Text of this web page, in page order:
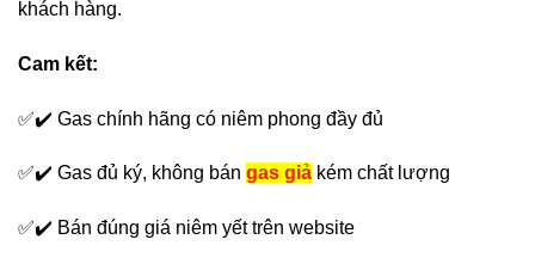
khách hàng.
Cam kết:
✅✔️ Gas chính hãng có niêm phong đầy đủ
✅✔️ Gas đủ ký, không bán gas giả kém chất lượng
✅✔️ Bán đúng giá niêm yết trên website